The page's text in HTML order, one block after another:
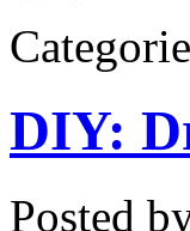
DIY:
Posted